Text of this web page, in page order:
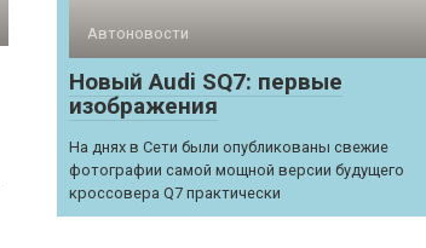
Автоновости
Новый Audi SQ7: первые
изображения
На днях в Сети были опубликованы свежие
фотографии самой мощной версии будущего
кроссовера Q7 практически